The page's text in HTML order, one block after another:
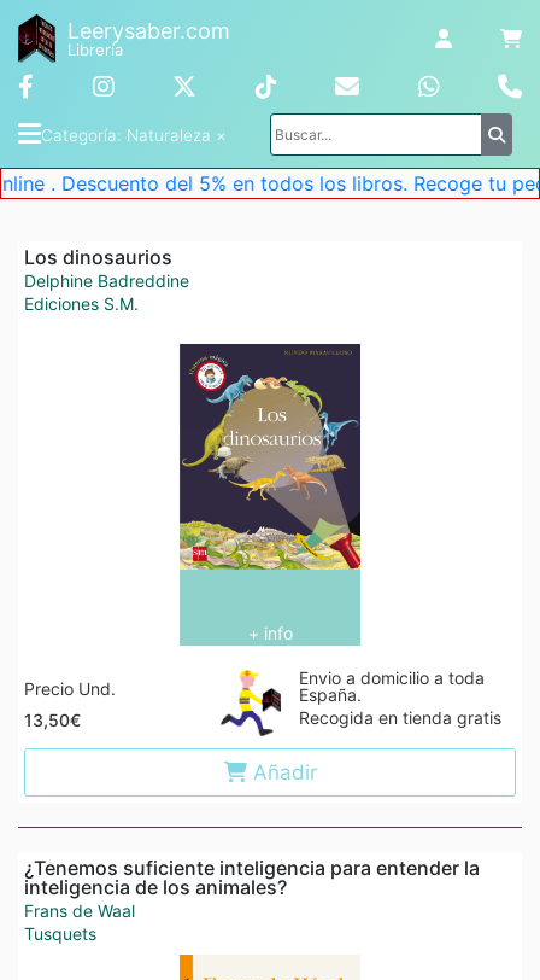
Leerysaber.com
Librería
Categoría: Naturaleza ×
del 5% en todos los libros. Recoge tu pedido en la
Los dinosaurios
Delphine Badreddine
Ediciones S.M.
+ info
Precio Und.
13,50€
Envio a domicilio a toda
España.
Recogida en tienda gratis
Añadir
¿Tenemos suficiente inteligencia para entender la
inteligencia de los animales?
Frans de Waal
Tusquets